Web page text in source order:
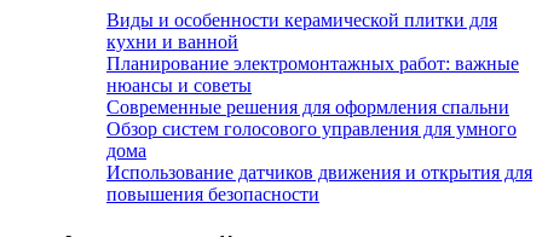
Виды и особенности керамической плитки для
кухни и ванной
Планирование электромонтажных работ: важные
нюансы и советы
Современные решения для оформления спальни
Обзор систем голосового управления для умного
дома
Использование датчиков движения и открытия для
повышения безопасности